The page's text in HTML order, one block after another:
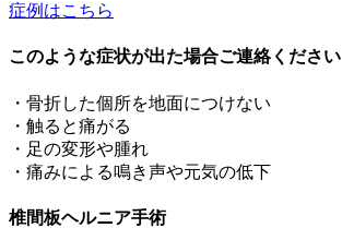
症例はこちら
このような症状が出た場合ご連絡ください
・骨折した個所を地面につけない
・触ると痛がる
・足の変形や腫れ
・痛みによる鳴き声や元気の低下
椎間板ヘルニア手術